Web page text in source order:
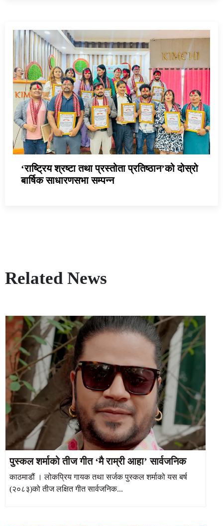
‘राष्ट्रिय श्रष्टा तथा प्रस्तोता प्रतिष्ठान’को दोस्रो
बार्षिक साधारणसभा सम्पन्न
Related News
पुस्कल शर्माको तीज गीत ‘मै राम्री आहा’ सार्वजनिक
काठमाडौं । लोकप्रिय गायक तथा सर्जक पुस्कल शर्माको यस बर्ष
(२०८३)को तीज लक्षित गीत सार्वजनिक...